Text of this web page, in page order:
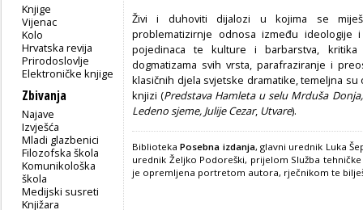
Knjige
Vijenac
Kolo
Hrvatska revija
Prirodoslovlje
Elektroničke knjige
Zbivanja
Najave
Izvješća
Mladi glazbenici
Filozofska škola
Komunikološka
škola
Medijski susreti
Knjižara
Živi i duhoviti dijalozi u kojima se
problematizirnje odnosa između
pojedinaca te kulture i barbarstva, kritika
dogmatizama svih vrsta, parafraziranje i
klasičnih djela svjetske dramatike, temeljna
knjizi (Predstava Hamleta u selu Mrduša
Ledeno sjeme, Julije Cezar, Utvare).
BibliotekaPosebna izdanja, glavni urednik Luka
urednik Željko Podoreški, prijelom Služba
je opremljena portretom autora, rječnikom te